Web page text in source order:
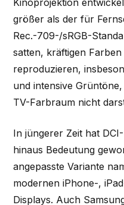
größer als der für
Rec.-709-/sRGB-
satten, kräftigen
reproduzieren,
und intensive
TV-Farbraum nicht
In jüngerer Zeit hat
hinaus Bedeutung
angepasste Variante
modernen iPhone-,
Displays. Auch